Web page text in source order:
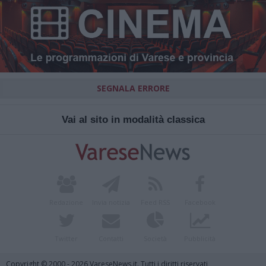
SEGNALA ERRORE
Vai al sito in modalità classica